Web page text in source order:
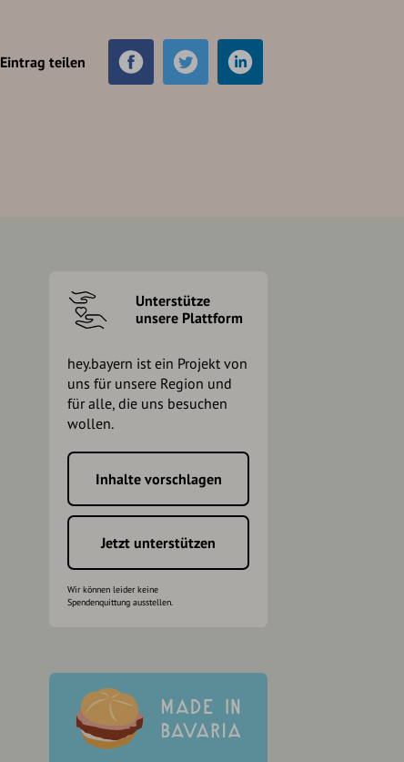
Eintrag teilen
Unterstütze
unsere Plattform
hey.bayern ist ein Projekt von
uns für unsere Region und
für alle, die uns besuchen
wollen.
Inhalte vorschlagen
Jetzt unterstützen
Wir können leider keine
Spendenquittung ausstellen.